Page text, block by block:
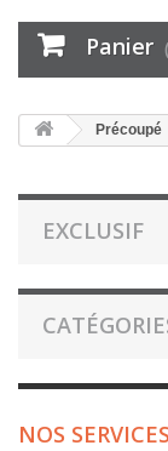
Panier
Précoupé
EXCLUSIF
NOS